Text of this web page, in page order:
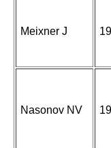
Meixner J
Nasonov NV